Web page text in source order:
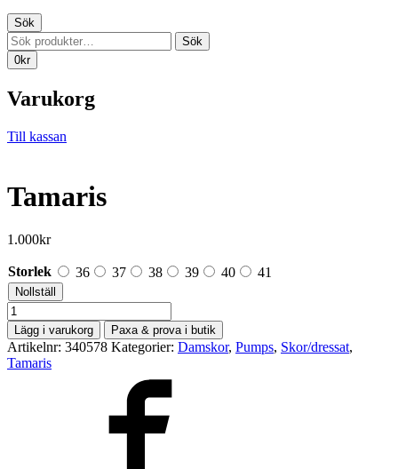
Sök
Sök
efter:
Sök
0kr
Varukorg
Till kassan
Tamaris
1.000kr
Storlek 36 37 38 39 40 41
Nollställ
Tamaris
mängd
Lägg i varukorg Paxa & prova i butik
Artikelnr: 340578 Kategorier: Damskor, Pumps, Skor/dressat,
Tamaris